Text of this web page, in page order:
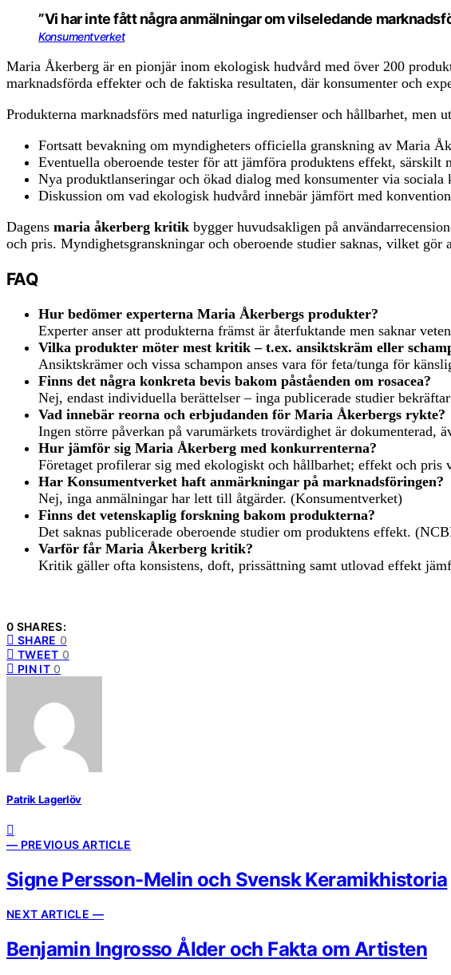
”Vi har inte fått några anmälningar om vilseledande
Konsumentverket
Maria Åkerberg är en pionjär inom ekologisk hudvård med över 200
marknadsförda effekter och de faktiska resultaten, där konsumenter och
Produkterna marknadsförs med naturliga ingredienser och hållbarhet,
Fortsatt bevakning om myndigheters officiella granskning av Maria
Eventuella oberoende tester för att jämföra produktens effekt, särskilt
Nya produktlanseringar och ökad dialog med konsumenter via sociala
Diskussion om vad ekologisk hudvård innebär jämfört med
Dagens maria åkerberg kritik bygger huvudsakligen på
och pris. Myndighetsgranskningar och oberoende studier saknas, vilket
FAQ
Hur bedömer experterna Maria Åkerbergs produkter?
Experter anser att produkterna främst är återfuktande men saknar
Vilka produkter möter mest kritik – t.ex. ansiktskräm eller
Ansiktskrämer och vissa schampon anses vara för feta/tunga för
Finns det några konkreta bevis bakom påståenden om rosacea?
Nej, endast individuella berättelser – inga publicerade studier
Vad innebär reorna och erbjudanden för Maria Åkerbergs rykte?
Ingen större påverkan på varumärkets trovärdighet är dokumenterad,
Hur jämför sig Maria Åkerberg med konkurrenterna?
Företaget profilerar sig med ekologiskt och hållbarhet; effekt och
Har Konsumentverket haft anmärkningar på marknadsföringen?
Nej, inga anmälningar har lett till åtgärder. (Konsumentverket)
Finns det vetenskaplig forskning bakom produkterna?
Det saknas publicerade oberoende studier om produktens effekt.
Varför får Maria Åkerberg kritik?
Kritik gäller ofta konsistens, doft, prissättning samt utlovad effekt
0 SHARES:
SHARE 0
TWEET 0
PIN IT 0
Patrik Lagerlöv
— PREVIOUS ARTICLE
Signe Persson-Melin och Svensk Keramikhistoria
NEXT ARTICLE —
Benjamin Ingrosso Ålder och Fakta om Artisten